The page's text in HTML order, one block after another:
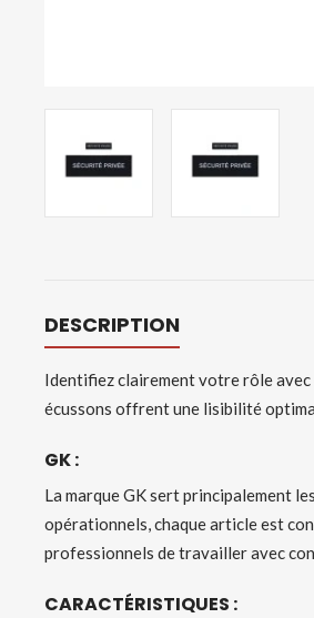
DESCRIPTION
Identifiez clairement votre rôle avec
écussons offrent une lisibilité
GK :
La marque GK sert principalement
opérationnels, chaque article est
professionnels de travailler avec
CARACTÉRISTIQUES :